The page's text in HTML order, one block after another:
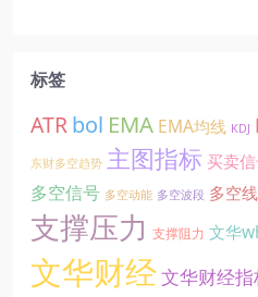
标签
ATRbol EMA EMA均线 KDJ
东财多空趋势 主图指标 买卖
多空信号 多空动能 多空波段 多空线
支撑压力 支撑阻力 文华
文华财经文华财经